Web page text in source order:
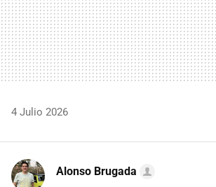
4 Julio 2026
Alonso Brugada